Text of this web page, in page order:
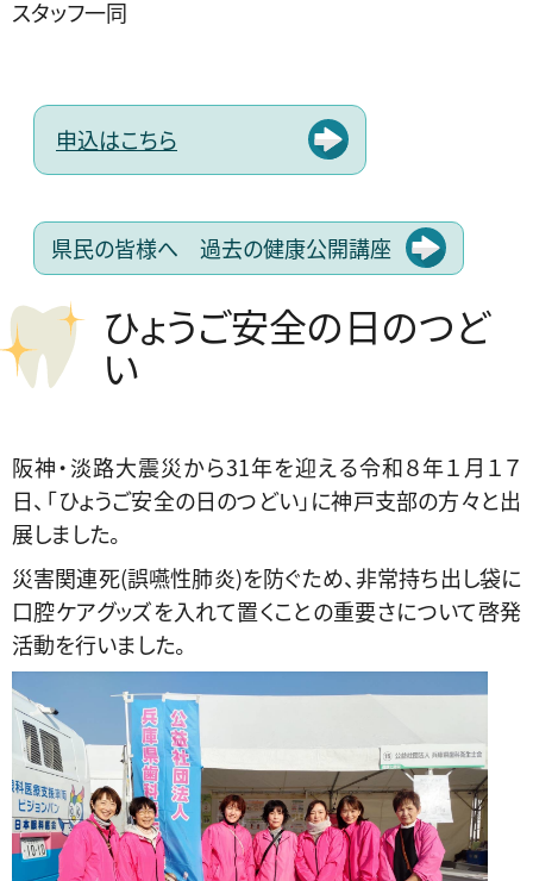
スタッフ一同
申込はこちら
県民の皆様へ 過去の健康公開講座
ひょうご安全の日のつど
い
阪神・淡路大震災から31年を迎える令和８年１月１７
日、「ひょうご安全の日のつどい」に神戸支部の方々と出
展しました。
災害関連死(誤嚥性肺炎)を防ぐため、非常持ち出し袋に
口腔ケアグッズを入れて置くことの重要さについて啓発
活動を行いました。